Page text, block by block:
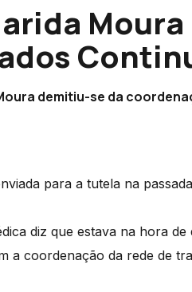
demitiu-se da
para a tutela na
diz que estava na hora
a coordenação da rede de